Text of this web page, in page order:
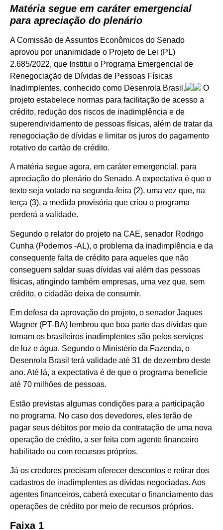
Matéria segue em caráter emergencial
para apreciação do plenário
A Comissão de Assuntos Econômicos do Senado
aprovou por unanimidade o Projeto de Lei (PL)
2.685/2022, que Institui o Programa Emergencial de
Renegociação de Dívidas de Pessoas Físicas
Inadimplentes, conhecido como Desenrola Brasil.
O
projeto estabelece normas para facilitação de acesso a
crédito, redução dos riscos de inadimplência e de
superendividamento de pessoas físicas, além de tratar da
renegociação de dívidas e limitar os juros do pagamento
rotativo do cartão de crédito.
A matéria segue agora, em caráter emergencial, para
apreciação do plenário do Senado. A expectativa é que o
texto seja votado na segunda-feira (2), uma vez que, na
terça (3), a medida provisória que criou o programa
perderá a validade.
Segundo o relator do projeto na CAE, senador Rodrigo
Cunha (Podemos -AL), o problema da inadimplência e da
consequente falta de crédito para aqueles que não
conseguem saldar suas dívidas vai além das pessoas
físicas, atingindo também empresas, uma vez que, sem
crédito, o cidadão deixa de consumir.
Em defesa da aprovação do projeto, o senador Jaques
Wagner (PT-BA) lembrou que boa parte das dívidas que
tornam os brasileiros inadimplentes são pelos serviços
de luz e água. Segundo o Ministério da Fazenda, o
Desenrola Brasil terá validade até 31 de dezembro deste
ano. Até lá, a expectativa é de que o programa beneficie
até 70 milhões de pessoas.
Estão previstas algumas condições para a participação
no programa. No caso dos devedores, eles terão de
pagar seus débitos por meio da contratação de uma nova
operação de crédito, a ser feita com agente financeiro
habilitado ou com recursos próprios.
Já os credores precisam oferecer descontos e retirar dos
cadastros de inadimplentes as dívidas negociadas. Aos
agentes financeiros, caberá executar o financiamento das
operações de crédito por meio de recursos próprios.
Faixa 1